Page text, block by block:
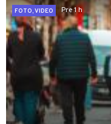
FOTO, VIDEO
Pre 1 h